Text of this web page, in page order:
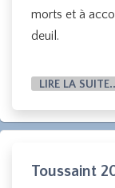
morts et à
deuil.
LIRE LA
Toussaint